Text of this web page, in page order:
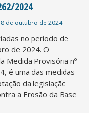
2024
8 de outubro de 2024
no período de
de 2024. O
Medida Provisória nº
é uma das medidas
da legislação
a Erosão da Base